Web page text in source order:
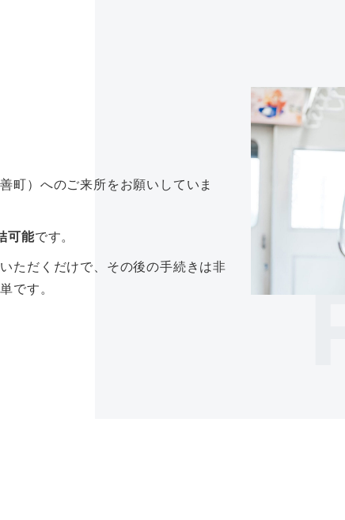
町）へのご来所をお願いしていま
可能です。
ただくだけで、その後の手続きは非
です。